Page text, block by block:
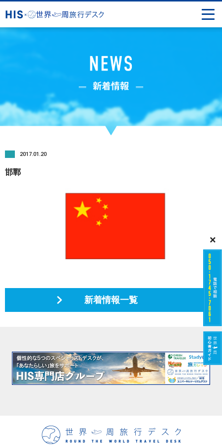
2017.01.20
邯鄲
新着情報一覧
×